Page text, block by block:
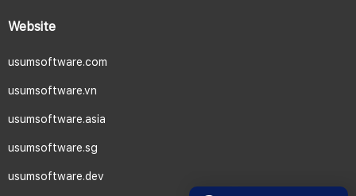
Website
usumsoftware.com
usumsoftware.vn
usumsoftware.asia
usumsoftware.sg
usumsoftware.dev